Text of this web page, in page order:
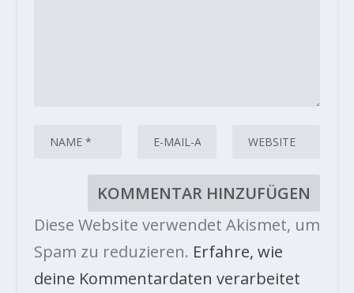
Diese Website verwendet Akismet, um
Spam zu reduzieren. Erfahre, wie
deine Kommentardaten verarbeitet